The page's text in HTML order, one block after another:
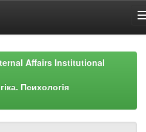
Affairs Institutional
Психологія